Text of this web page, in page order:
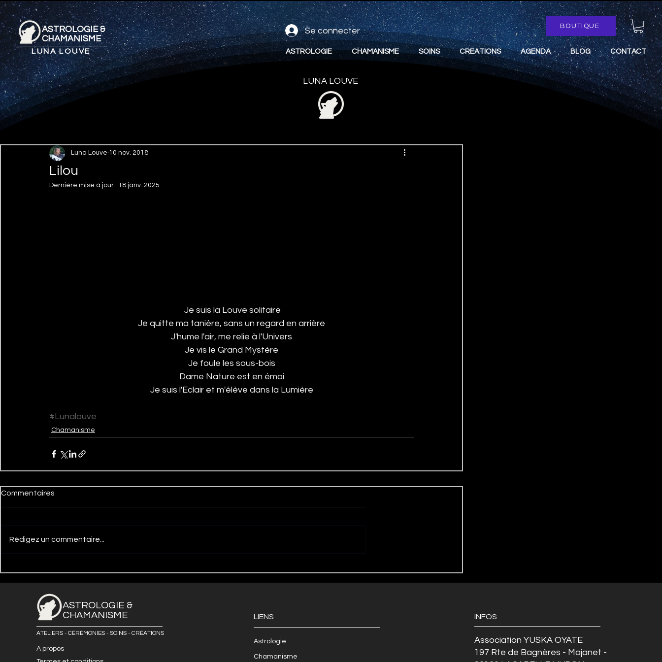
ASTROLOGIE &
CHAMANISME
LUNA LOUVE
Se connecter BOUTIQUE
ASTROLOGIE CHAMANISME SOINS CREATIONS AGENDA BLOG CONTACT
LUNA LOUVE
Lilou
Luna Louve 10 nov. 2018
Dernière mise à jour : 18 janv. 2025
Je suis la Louve solitaire
Je quitte ma tanière, sans un regard en arrière
J'hume l'air, me relie à l'Univers
Je vis le Grand Mystère
Je foule les sous-bois
Dame Nature est en émoi
Je suis l'Eclair et m'élève dans la Lumière
#Lunalouve
Chamanisme
Commentaires
Rédigez un commentaire...
ASTROLOGIE &
CHAMANISME
ATELIERS - CÉRÉMONIES - SOINS - CRÉATIONS
A propos
LIENS
Astrologie
Chamanisme
INFOS
Association YUSKA OYATE
197 Rte de Bagnères - Majanet -